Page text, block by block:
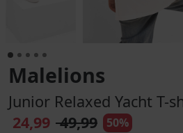
Malelions
Junior Relaxed Yacht T-
24,99 49,99 50%